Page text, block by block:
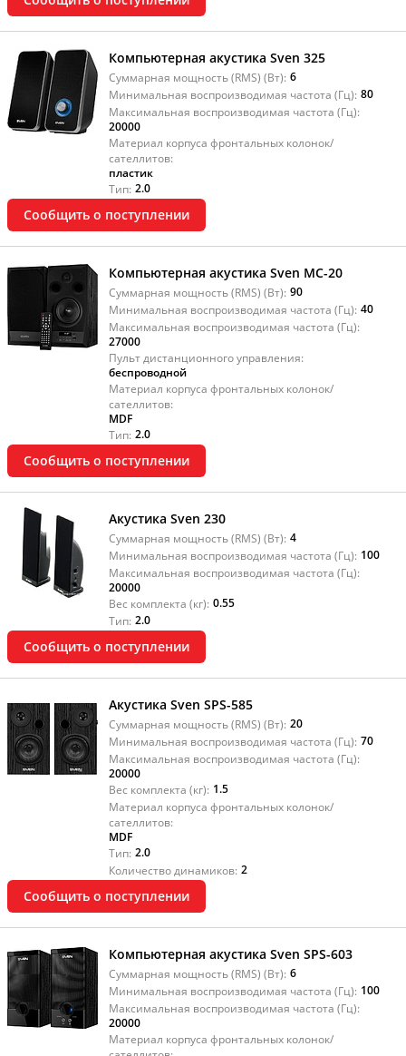
Компьютерная акустика Sven 325
Суммарная мощность (RMS) (Вт): 6
Минимальная воспроизводимая частота (Гц): 80
Максимальная воспроизводимая частота (Гц):
20000
Материал корпуса фронтальных колонок/
сателлитов:
пластик
Тип: 2.0
Сообщить о поступлении
Компьютерная акустика Sven MC-20
Суммарная мощность (RMS) (Вт): 90
Минимальная воспроизводимая частота (Гц): 40
Максимальная воспроизводимая частота (Гц):
27000
Пульт дистанционного управления:
беспроводной
Материал корпуса фронтальных колонок/
сателлитов:
MDF
Тип: 2.0
Сообщить о поступлении
Акустика Sven 230
Суммарная мощность (RMS) (Вт): 4
Минимальная воспроизводимая частота (Гц): 100
Максимальная воспроизводимая частота (Гц):
20000
Вес комплекта (кг): 0.55
Тип: 2.0
Сообщить о поступлении
Акустика Sven SPS-585
Суммарная мощность (RMS) (Вт): 20
Минимальная воспроизводимая частота (Гц): 70
Максимальная воспроизводимая частота (Гц):
20000
Вес комплекта (кг): 1.5
Материал корпуса фронтальных колонок/
сателлитов:
MDF
Тип: 2.0
Количество динамиков: 2
Сообщить о поступлении
Компьютерная акустика Sven SPS-603
Суммарная мощность (RMS) (Вт): 6
Минимальная воспроизводимая частота (Гц): 100
Максимальная воспроизводимая частота (Гц):
20000
Материал корпуса фронтальных колонок/